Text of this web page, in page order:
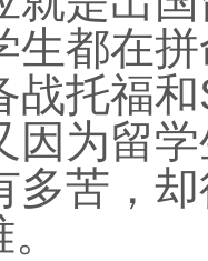
生都在
战托福
因为留
多苦，